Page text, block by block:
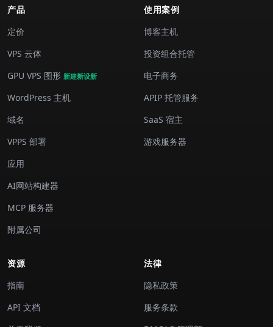
产品
定价
VPS 云体
GPU VPS 图形 新建新设新
WordPress 主机
域名
VPPS 部署
应用
AI网站构建器
MCP 服务器
附属公司
使用案例
博客主机
投资组合托管
电子商务
APIP 托管服务
SaaS 宿主
游戏服务器
资源
指南
API 文档
法律
隐私政策
服务条款